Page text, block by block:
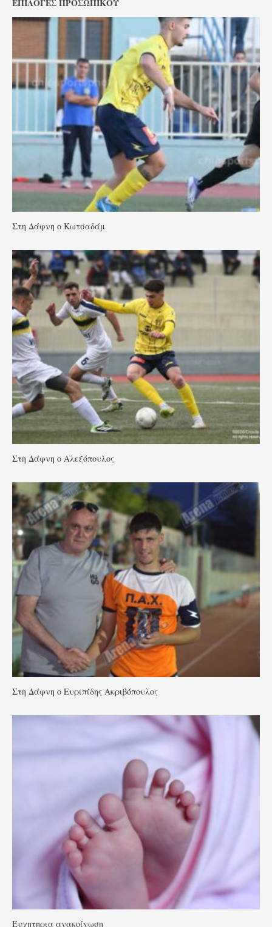
ΕΠΙΛΟΓΈΣ ΠΡΟΣΩΠΙΚΟΎ
Στη Δάφνη ο Κωτσαδάμ
Στη Δάφνη ο Αλεξόπουλος
Στη Δάφνη ο Ευριπίδης Ακριβόπουλος
Ευχητηρια ανακοίνωση